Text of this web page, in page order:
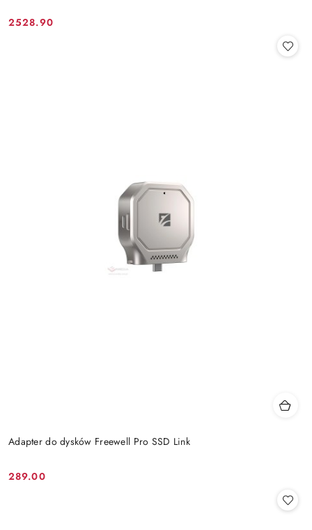
Cena:
2528.90
Adapter do dysków Freewell Pro SSD Link
Cena:
289.00